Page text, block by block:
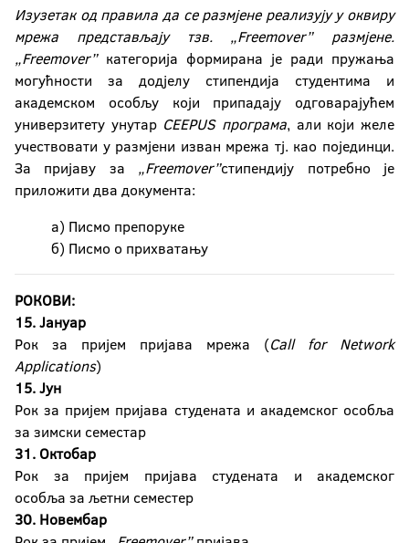
Изузетак од правила да се размјене реализују у оквиру
мрежа представљају тзв. „Freemover” размјене.
„Freemover” категорија формирана је ради пружања
могућности за додјелу стипендија студентима и
академском особљу који припадају одговарајућем
универзитету унутар CEEPUS програма, али који желе
учествовати у размјени изван мрежа тј. као појединци.
За пријаву за „Freemover”стипендију потребно је
приложити два документа:
а) Писмо препоруке
б) Писмо о прихватању
РОКОВИ:
15. Јануар
Рок за пријем пријава мрежа (Call for Network
Applications)
15. Јун
Рок за пријем пријава студената и академског особља
за зимски семестар
31. Октобар
Рок за пријем пријава студената и академског
особља за љетни семестер
30. Новембар